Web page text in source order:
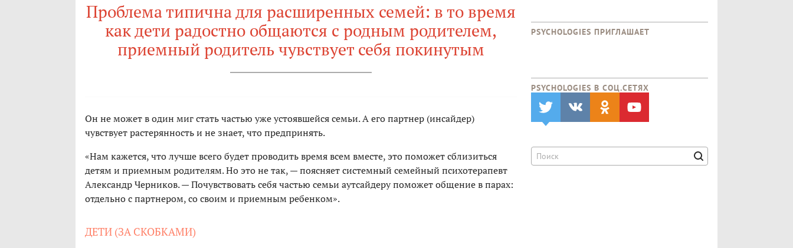
Проблема типична для расширенных семей: в то время
как дети радостно общаются с родным родителем,
приемный родитель чувствует себя покинутым
Он не может в один миг стать частью уже устоявшейся семьи. А его партнер (инсайдер)
чувствует растерянность и не знает, что предпринять.
«Нам кажется, что лучше всего будет проводить время всем вместе, это поможет сблизиться
детям и приемным родителям. Но это не так, — поясняет системный семейный психотерапевт
Александр Черников. — Почувствовать себя частью семьи аутсайдеру поможет общение в парах:
отдельно с партнером, со своим и приемным ребенком».
ДЕТИ (ЗА СКОБКАМИ)
PSYCHOLOGIES ПРИГЛАШАЕТ
PSYCHOLOGIES В CОЦ.СЕТЯХ